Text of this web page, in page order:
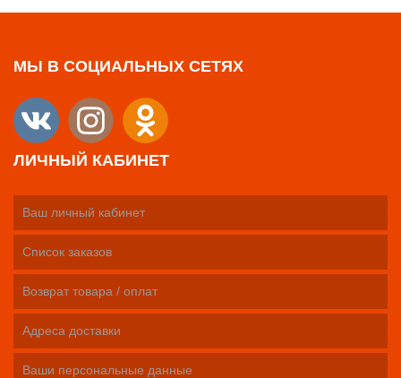
МЫ В СОЦИАЛЬНЫХ СЕТЯХ
ЛИЧНЫЙ КАБИНЕТ
Ваш личный кабинет
Список заказов
Возврат товара / оплат
Адреса доставки
Ваши персональные данные